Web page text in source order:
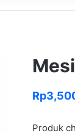
Rp
Produk